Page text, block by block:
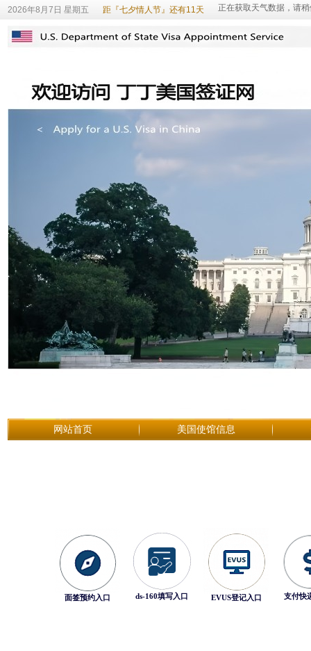
2026年8月7日 星期五 距『七夕情人节』还有11天
网站首页 美国使馆信息
面签预约入口 ds-160填写入口 EVUS登记入口 支付快